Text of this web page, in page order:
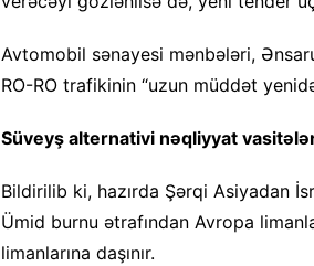
Avtomobil sənayesi mənbələri,
RO-RO trafikinin “uzun müddət
Süveyş alternativi nəqliyyat
Bildirilib ki, hazırda Şərqi Asiyadan
Ümid burnu ətrafından Avropa
limanlarına daşınır.